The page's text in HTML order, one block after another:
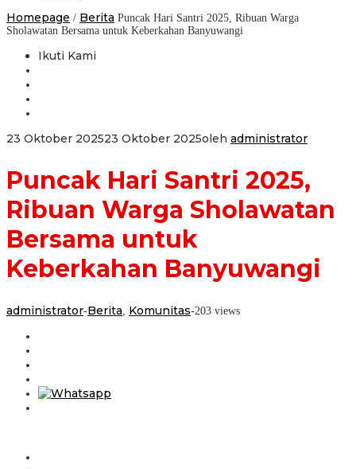
Homepage / Berita Puncak Hari Santri 2025, Ribuan Warga
Sholawatan Bersama untuk Keberkahan Banyuwangi
Ikuti Kami
23 Oktober 202523 Oktober 2025oleh administrator
Puncak Hari Santri 2025,
Ribuan Warga Sholawatan
Bersama untuk
Keberkahan Banyuwangi
administrator-Berita Komunitas-203 views